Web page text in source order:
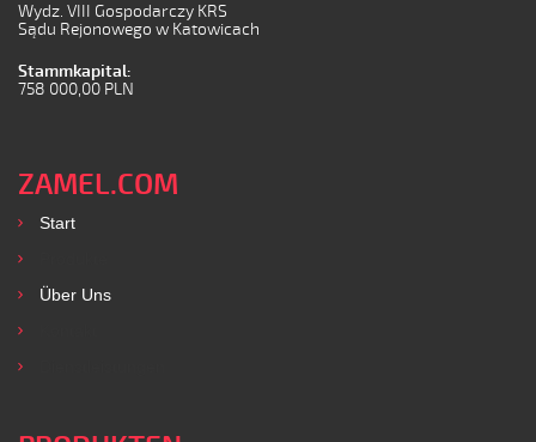
Wydz. VIII Gospodarczy KRS
Sądu Rejonowego w Katowicach
Stammkapital:
758 000,00 PLN
ZAMEL.COM
Start
Über Uns